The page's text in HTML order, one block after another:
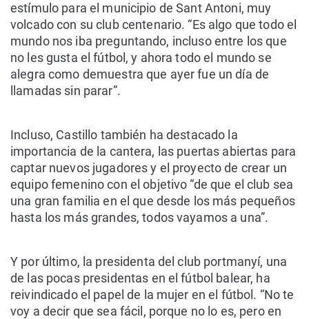
estímulo para el municipio de Sant Antoni, muy
volcado con su club centenario. “Es algo que todo el
mundo nos iba preguntando, incluso entre los que
no les gusta el fútbol, y ahora todo el mundo se
alegra como demuestra que ayer fue un día de
llamadas sin parar”.
Incluso, Castillo también ha destacado la
importancia de la cantera, las puertas abiertas para
captar nuevos jugadores y el proyecto de crear un
equipo femenino con el objetivo “de que el club sea
una gran familia en el que desde los más pequeños
hasta los más grandes, todos vayamos a una”.
Y por último, la presidenta del club portmanyí, una
de las pocas presidentas en el fútbol balear, ha
reivindicado el papel de la mujer en el fútbol. “No te
voy a decir que sea fácil, porque no lo es, pero en